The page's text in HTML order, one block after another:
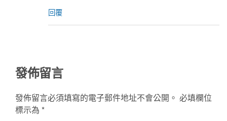
回覆
發佈留言
發佈留言必須填寫的電子郵件地址不會公開。 必填欄位
標示為 *